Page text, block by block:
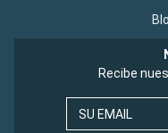
Recibe
SU EMAIL